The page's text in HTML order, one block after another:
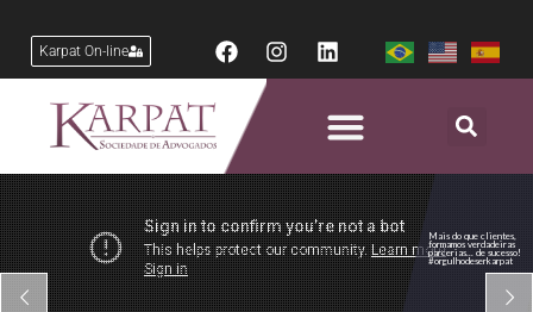
Karpat On-line
Mais do que clientes,
formamos verdadeiras
parcerias... de sucesso!
#orgulhodeserkarpat